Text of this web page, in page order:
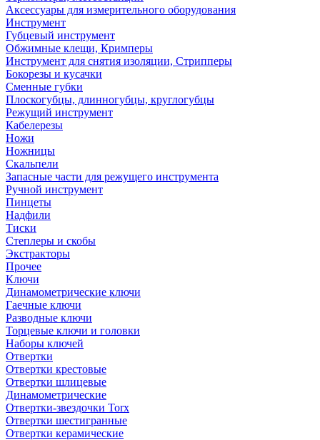
Аксессуары для измерительного оборудования
Инструмент
Губцевый инструмент
Обжимные клещи, Кримперы
Инструмент для снятия изоляции, Стрипперы
Бокорезы и кусачки
Сменные губки
Плоскогубцы, длинногубцы, круглогубцы
Режущий инструмент
Кабелерезы
Ножи
Ножницы
Скальпели
Запасные части для режущего инструмента
Ручной инструмент
Пинцеты
Надфили
Тиски
Степлеры и скобы
Экстракторы
Прочее
Ключи
Динамометрические ключи
Гаечные ключи
Разводные ключи
Торцевые ключи и головки
Наборы ключей
Отвертки
Отвертки крестовые
Отвертки шлицевые
Динамометрические
Отвертки-звездочки Torx
Отвертки шестигранные
Отвертки керамические